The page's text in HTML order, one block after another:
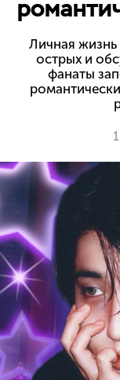
Личная
острых и
фанаты